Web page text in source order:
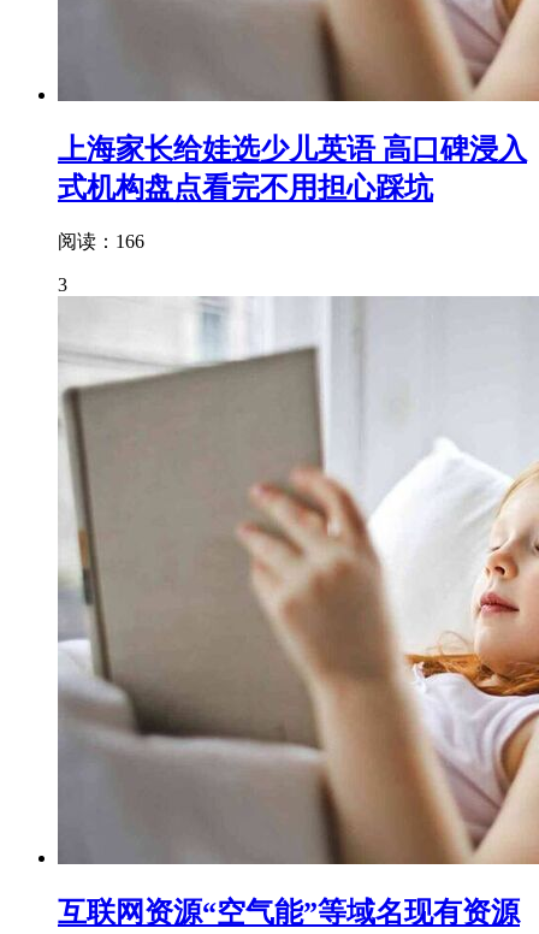
上海家长给娃选少儿英语 高口碑浸入
式机构盘点看完不用担心踩坑
阅读：166
3
互联网资源“空气能”等域名现有资源